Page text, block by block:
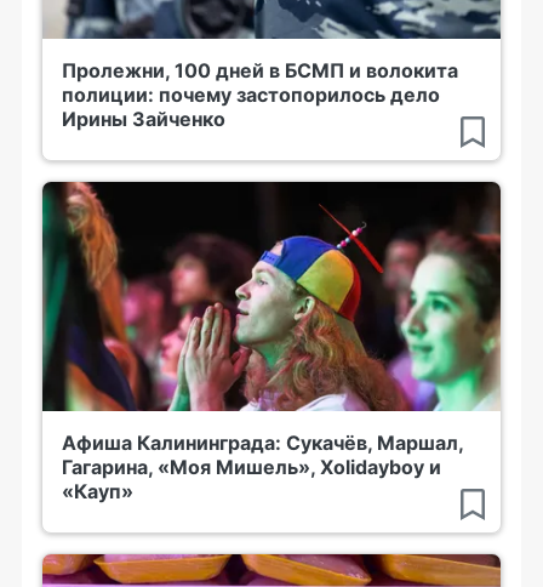
Пролежни, 100 дней в БСМП и волокита
полиции: почему застопорилось дело
Ирины Зайченко
Афиша Калининграда: Сукачёв, Маршал,
Гагарина, «Моя Мишель», Xolidayboy и
«Кауп»